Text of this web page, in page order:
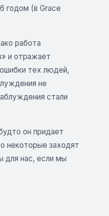
годом (в Grace
работа
и отражает
тех людей,
не
стали
он придает
некоторые заходят
для нас, если мы